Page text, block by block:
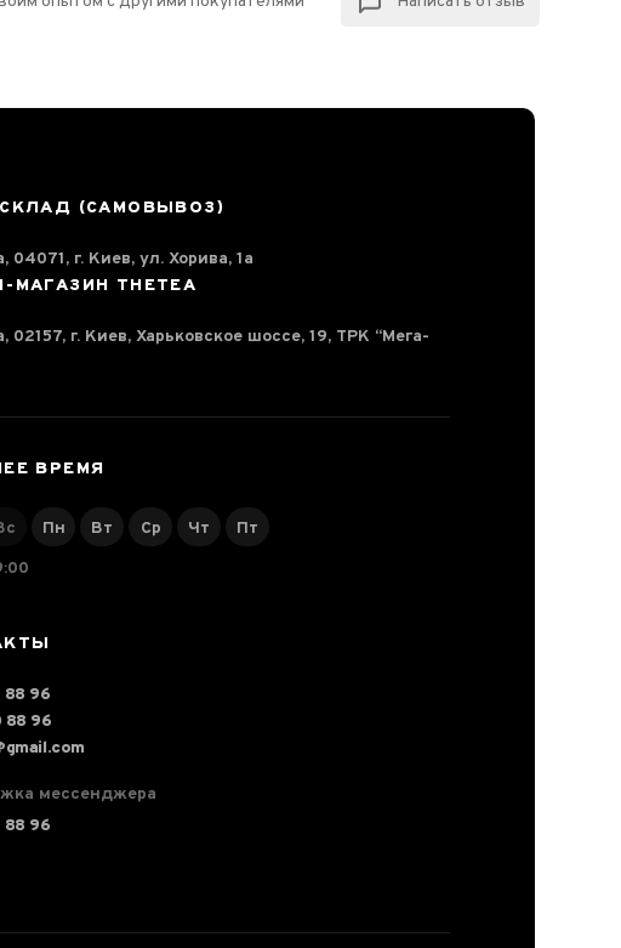
(САМОВЫВОЗ)
04071, г. Киев, ул. Хорива, 1а
МАГАЗИН THETEA
02157, г. Киев, Харьковское шоссе, 19, ТРК “Мега-
ВРЕМЯ
Пн Вт Ср Чт
Пт
88 96
88 96
мессенджера
88 96